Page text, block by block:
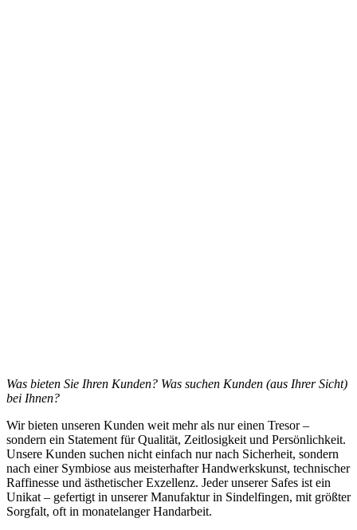
Was bieten Sie Ihren Kunden? Was suchen Kunden (aus Ihrer Sicht)
bei Ihnen?
Wir bieten unseren Kunden weit mehr als nur einen Tresor –
sondern ein Statement für Qualität, Zeitlosigkeit und Persönlichkeit.
Unsere Kunden suchen nicht einfach nur nach Sicherheit, sondern
nach einer Symbiose aus meisterhafter Handwerkskunst, technischer
Raffinesse und ästhetischer Exzellenz. Jeder unserer Safes ist ein
Unikat – gefertigt in unserer Manufaktur in Sindelfingen, mit größter
Sorgfalt, oft in monatelanger Handarbeit.